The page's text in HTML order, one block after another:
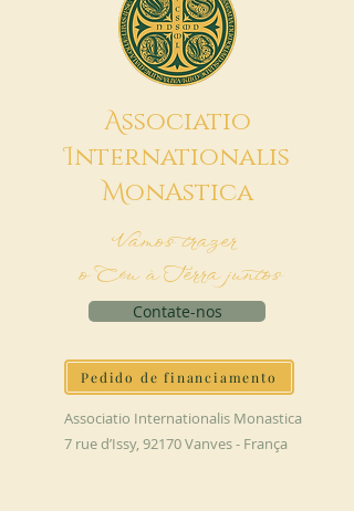
Associatio
Internationalis
MonAstica
Vamos trazer
o Céu à Terra juntos
Contate-nos
Pedido de financiamento
Associatio Internationalis Monastica
7 rue d’Issy, 92170 Vanves - França